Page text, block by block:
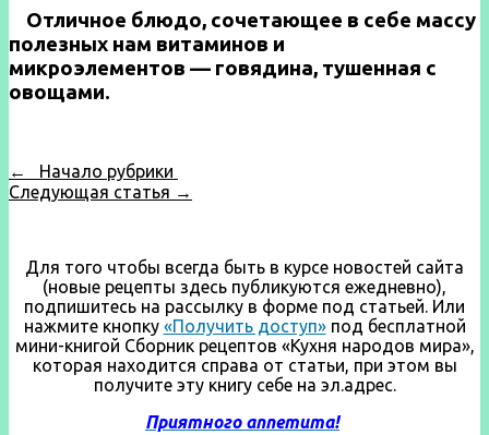
Отличное блюдо, сочетающее в себе массу
полезных нам витаминов и
микроэлементов — говядина, тушенная с
овощами.
← Начало рубрики
Следующая статья →
Для того чтобы всегда быть в курсе новостей сайта
(новые рецепты здесь публикуются ежедневно),
подпишитесь на рассылку в форме под статьей. Или
нажмите кнопку «Получить доступ»под бесплатной
мини-книгой Сборник рецептов «Кухня народов мира»,
которая находится справа от статьи, при этом вы
получите эту книгу себе на эл.адрес.
Приятного аппетита!